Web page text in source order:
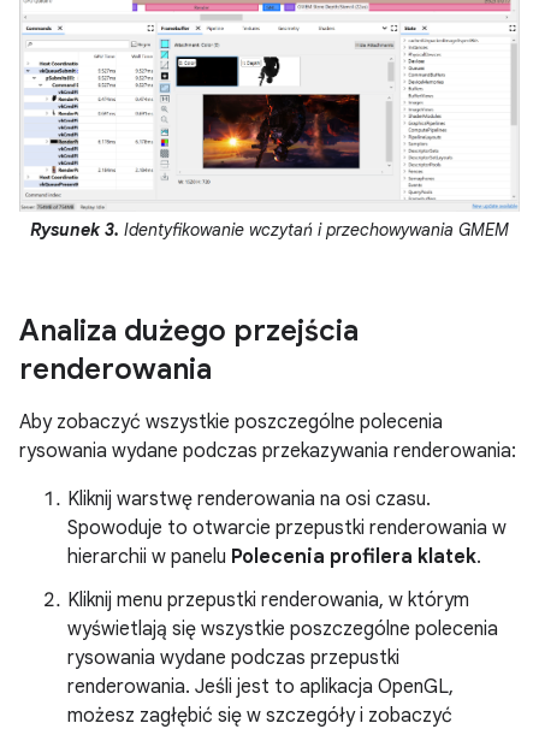
Rysunek 3. Identyfikowanie wczytań i przechowywania GMEM
Analiza dużego przejścia
renderowania
Aby zobaczyć wszystkie poszczególne polecenia
rysowania wydane podczas przekazywania renderowania:
Kliknij warstwę renderowania na osi czasu.
Spowoduje to otwarcie przepustki renderowania w
hierarchii w panelu Polecenia profilera klatek.
Kliknij menu przepustki renderowania, w którym
wyświetlają się wszystkie poszczególne polecenia
rysowania wydane podczas przepustki
renderowania. Jeśli jest to aplikacja OpenGL,
możesz zagłębić się w szczegóły i zobaczyć